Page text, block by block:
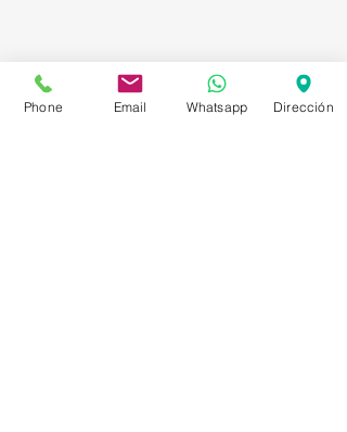
Phone Email Whatsapp Dirección